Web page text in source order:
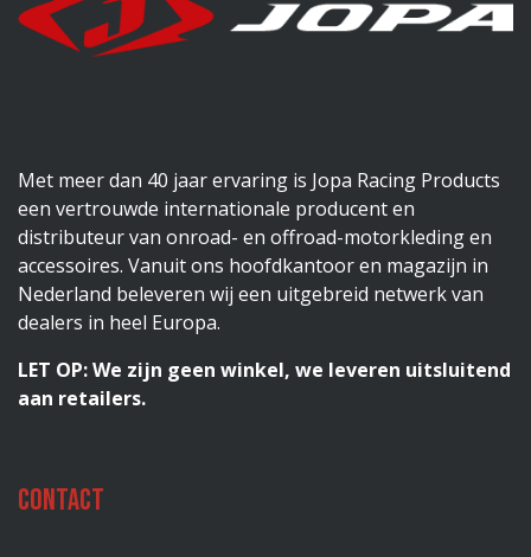
Met meer dan 40 jaar ervaring is Jopa Racing Products
een vertrouwde internationale producent en
distributeur van onroad- en offroad-motorkleding en
accessoires. Vanuit ons hoofdkantoor en magazijn in
Nederland beleveren wij een uitgebreid netwerk van
dealers in heel Europa.
LET OP: We zijn geen winkel, we leveren uitsluitend
aan retailers.
Contact